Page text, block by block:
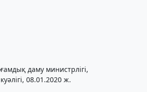
даму министрлігі,
08.01.2020 ж.